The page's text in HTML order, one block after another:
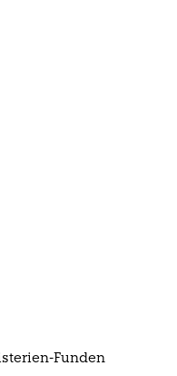
Funden